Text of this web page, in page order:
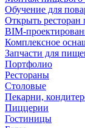
Обучение для
Открыть
BIM-
Комплексное
Запчасти для
Портфолио
Рестораны
Столовые
Пекарни,
Пиццерии
Гостиницы